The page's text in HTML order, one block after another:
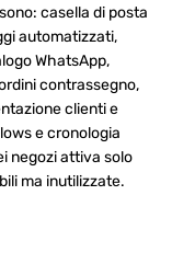
casella di posta
automatizzati,
WhatsApp,
contrassegno,
clienti e
e cronologia
negozi attiva solo
ma inutilizzate.